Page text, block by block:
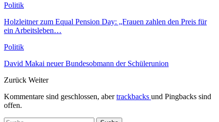
Politik
Holzleitner zum Equal Pension Day: „Frauen zahlen den Preis für
ein Arbeitsleben…
Politik
David Makai neuer Bundesobmann der Schülerunion
Zurück Weiter
Kommentare sind geschlossen, abertrackbacks und Pingbacks sind
offen.